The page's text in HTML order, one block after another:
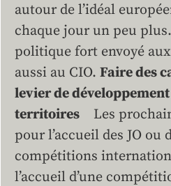
autour de l’idéal
chaque jour un peu
politique fort envoyé
aussi au CIO. Faire des
levier de
territoires Les
pour l’accueil des JO ou
compétitions
l’accueil d’une